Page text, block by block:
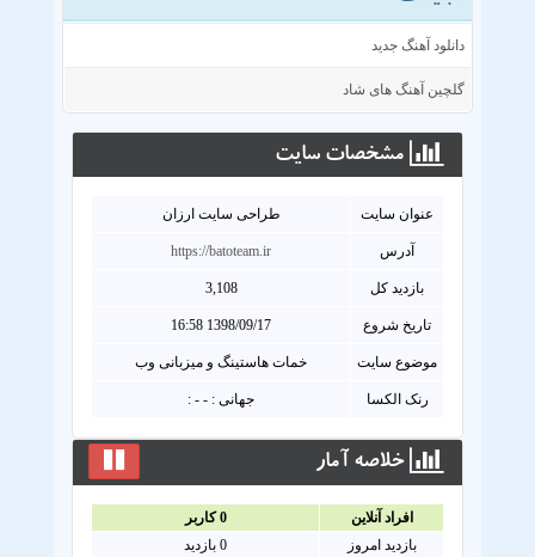
دانلود آهنگ جدید
گلچین آهنگ های شاد
مشخصات سايت
عنوان سايت طراحی سایت ارزان
آدرس https://batoteam.ir
بازدید کل 3,108
تاریخ شروع 1398/09/17 16:58
موضوع سایت خمات هاستینگ و میزبانی وب
رنک الکسا جهانی : - - :
خلاصه آمار
افراد آنلاين 0کاربر
بازدید امروز
0بازدید